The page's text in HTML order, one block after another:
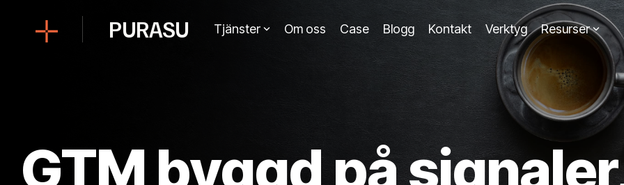
PURASU Tjänster Om oss Case Blogg Kontakt Verktyg Resurser
GTM byggd på